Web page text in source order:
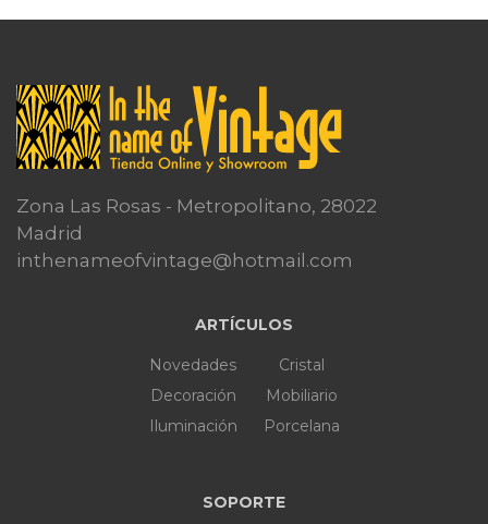
Zona Las Rosas - Metropolitano, 28022
Madrid
inthenameofvintage@hotmail.com
ARTÍCULOS
Novedades
Decoración
Iluminación
Cristal
Mobiliario
Porcelana
SOPORTE